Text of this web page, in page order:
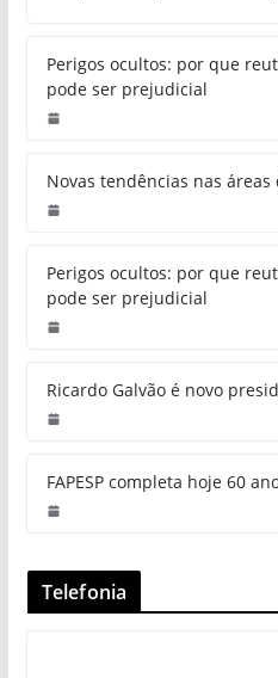
Perigos ocultos: por que
pode ser prejudicial
Novas tendências nas
Perigos ocultos: por que
pode ser prejudicial
Ricardo Galvão é novo
FAPESP completa hoje 60
Telefonia